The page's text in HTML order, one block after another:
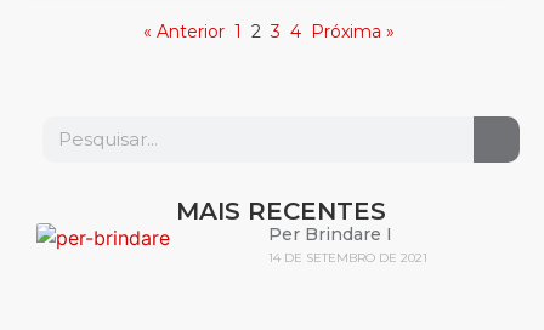
« Anterior 1 2 3 4 Próxima »
MAIS RECENTES
Per Brindare I
14 DE SETEMBRO DE 2021